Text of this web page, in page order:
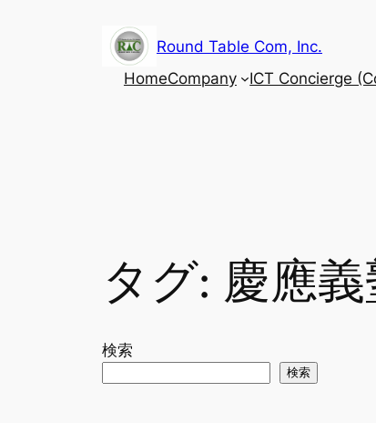
Round Table Com, Inc.
HomeCompany ICT Concierge
タグ: 慶應
検索
検索